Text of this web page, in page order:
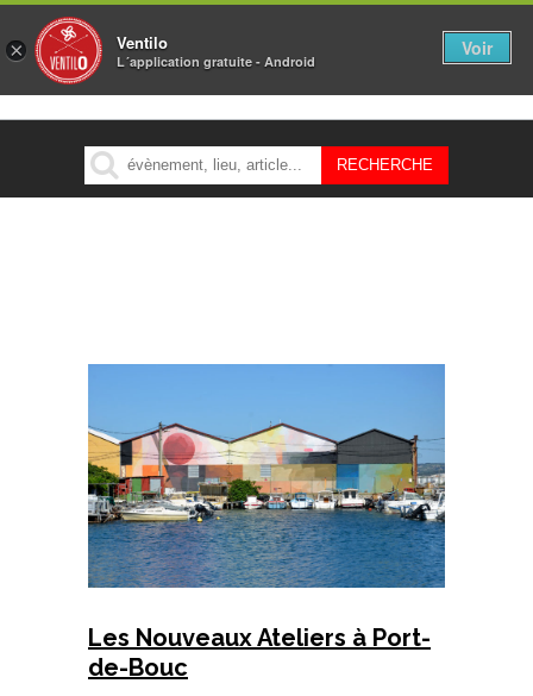
MENU
Les Nouveaux Ateliers à Port-
de-Bouc
× Ventilo
L´application gratuite - Android
Voir